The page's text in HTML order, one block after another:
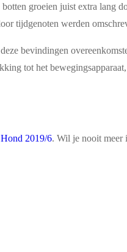
groeien juist extra lang
tijdgenoten werden
bevindingen
tot het
2019/6. Wil je nooit meer